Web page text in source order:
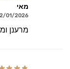
מאי
01/2026
מרענן